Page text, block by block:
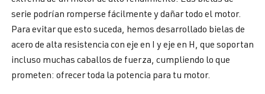
serie podrían romperse fácilmente y dañar todo el motor.
Para evitar que esto suceda, hemos desarrollado bielas de
acero de alta resistencia con eje en I y eje en H, que soportan
incluso muchas caballos de fuerza, cumpliendo lo que
prometen: ofrecer toda la potencia para tu motor.